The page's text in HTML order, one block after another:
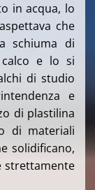
in acqua, lo
che
schiuma di
e lo si
di studio
e
di plastilina
di materiali
solidificano,
strettamente